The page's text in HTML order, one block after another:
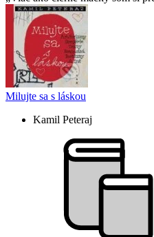
Milujte sa s láskou
Kamil Peteraj